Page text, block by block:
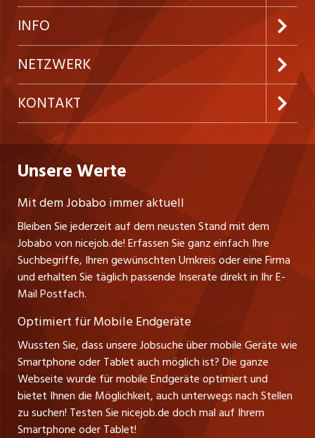
Neue Stellen
Festanstellungen
Temporäre Jobs
Freelance Jobs
Praktika
Lehrstellen
Führungspositionen
Management / Kader-Jobs
Kundenlogin
Inserieren
Firmen
Personalvermittler
INFO
Preise und Leistungen
AGB
Datenschutzerklärung
Nutzungsbedingungen
Impressum
NETZWERK
ostjob.ch
westjob.at
jobzüri.ch
jobmittelland.ch
jobbern.ch
jobbasel.ch
zentraljob.ch
myjob.ch
schaffu.ch (VS)
ajourjob.ch
tagblatt.ch
KONTAKT
Niederlassung
Fa. nicejob.de
PR Medien GmbH
Lindauer Straße 16
D-88239 Wangen
Tel. +49 07522 795034
Thomas Reiner
Ansprechpartner
Unsere Werte
Mit dem Jobabo immer aktuell
Bleiben Sie jederzeit auf dem neusten Stand mit dem
Jobabo von nicejob.de! Erfassen Sie ganz einfach Ihre
Suchbegriffe, Ihren gewünschten Umkreis oder eine Firma
und erhalten Sie täglich passende Inserate direkt in Ihr E-
Mail Postfach.
Optimiert für Mobile Endgeräte
Wussten Sie, dass unsere Jobsuche über mobile Geräte wie
Smartphone oder Tablet auch möglich ist? Die ganze
Webseite wurde für mobile Endgeräte optimiert und
bietet Ihnen die Möglichkeit, auch unterwegs nach Stellen
zu suchen! Testen Sie nicejob.de doch mal auf Ihrem
Smartphone oder Tablet!